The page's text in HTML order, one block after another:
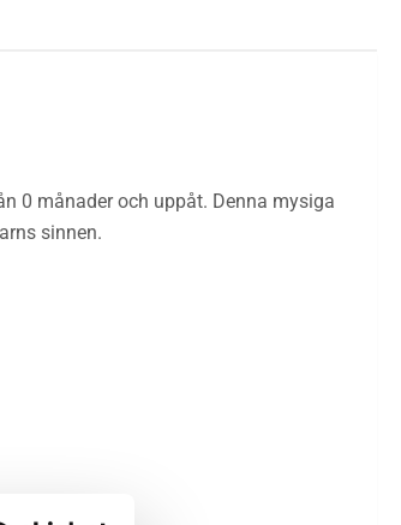
0 månader och uppåt. Denna mysiga
sinnen.